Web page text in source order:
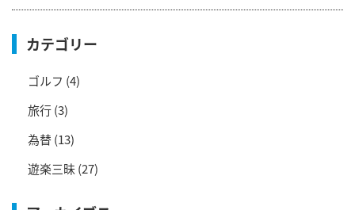
カテゴリー
ゴルフ (4)
旅行(3)
為替(13)
遊楽三昧(27)